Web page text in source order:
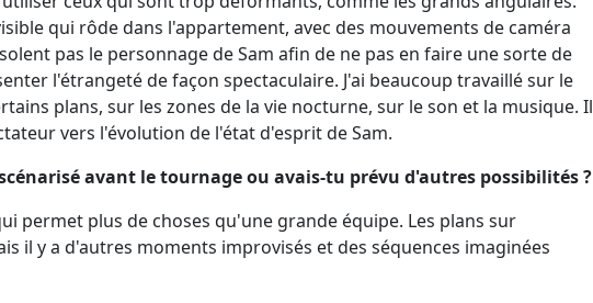
qui rôde dans l'appartement, avec des mouvements de caméra
pas le personnage de Sam afin de ne pas en faire une sorte de
l'étrangeté de façon spectaculaire. J'ai beaucoup travaillé sur le
plans, sur les zones de la vie nocturne, sur le son et la musique. Il
vers l'évolution de l'état d'esprit de Sam.
avant le tournage ou avais-tu prévu d'autres possibilités ?
permet plus de choses qu'une grande équipe. Les plans sur
il y a d'autres moments improvisés et des séquences imaginées